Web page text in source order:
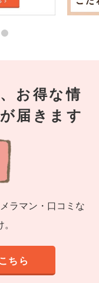
お得な情
届きます
ラマン・口コミな
ちら